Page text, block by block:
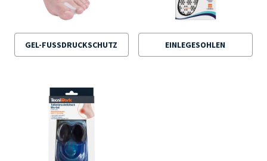
GEL-FUSSDRUCKSCHUTZ EINLEGESOHLEN